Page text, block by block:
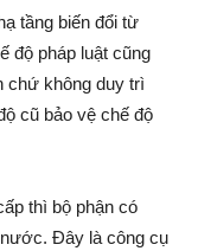
tầng biến đổi từ
độ pháp luật cũng
chứ không duy trì
cũ bảo vệ chế độ
thì bộ phận có
Đây là công cụ